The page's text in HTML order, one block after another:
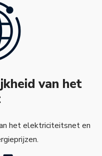
van het
het elektriciteitsnet en